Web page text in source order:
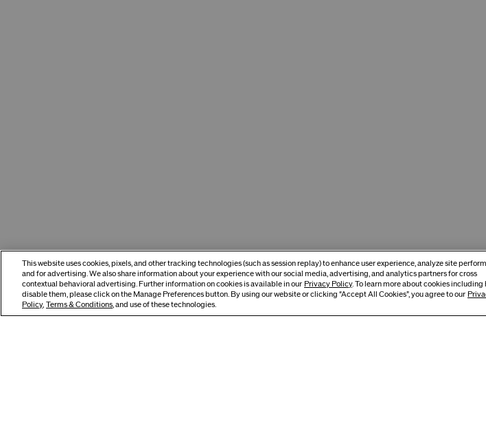
CLAVARDAGE
This website uses cookies, pixels, and other tracking technologies (such as session replay) to enhance user experience, analyze site
and for advertising. We also share information about your experience with our social media, advertising, and analytics partners for cross
contextual behavioral advertising. Further information on cookies is available in our Privacy Policy. To learn more about cookies including
disable them, please click on the Manage Preferences button. By using our website or clicking “Accept All Cookies”, you agree to our
Policy, Terms & Conditions , and use of these technologies.